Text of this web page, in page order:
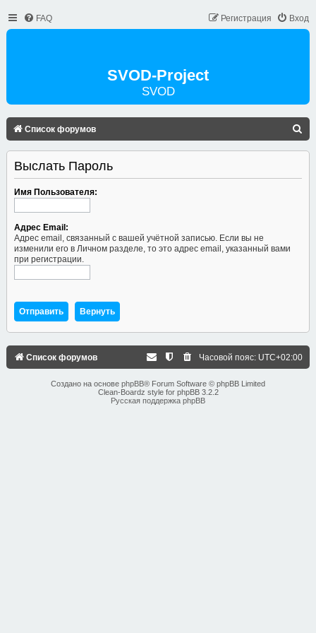
FAQ Вход
Регистрация
SVOD-Project
SVOD
Список форумов
Выслать Пароль
Имя Пользователя:
Адрес Email:
Адрес email, связанный с вашей учётной записью. Если вы не
изменили его в Личном разделе, то это адрес email, указанный вами
при регистрации.
Список форумов Часовой пояс: UTC+02:00
Создано на основе phpBB® Forum Software © phpBB Limited
Clean-Boardz style for phpBB 3.2.2
Русская поддержка phpBB